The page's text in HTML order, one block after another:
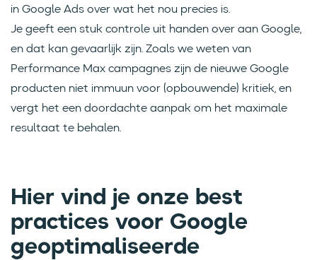
in Google Ads over wat het nou precies is.
Je geeft een stuk controle uit handen over aan Google,
en dat kan gevaarlijk zijn. Zoals we weten van
Performance Max campagnes zijn de nieuwe Google
producten niet immuun voor (opbouwende) kritiek, en
vergt het een doordachte aanpak om het maximale
resultaat te behalen.
Hier vind je onze best
practices voor Google
geoptimaliseerde